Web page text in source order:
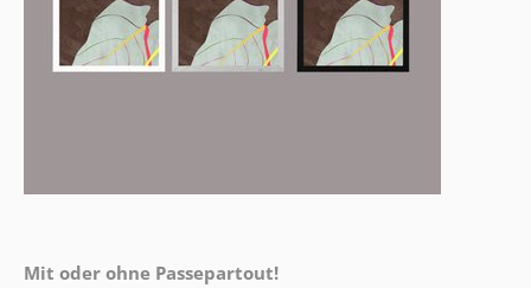
Mit oder ohne Passepartout!